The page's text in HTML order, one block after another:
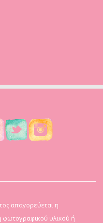
απαγορεύεται η
υλικού ή